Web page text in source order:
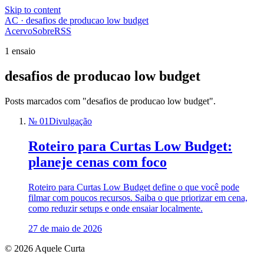
Skip to content
AC · desafios de producao low budget
AcervoSobreRSS
1 ensaio
desafios de producao low budget
Posts marcados com "desafios de producao low budget".
№ 01Divulgação
Roteiro para Curtas Low Budget:
planeje cenas com foco
Roteiro para Curtas Low Budget define o que você pode
filmar com poucos recursos. Saiba o que priorizar em cena,
como reduzir setups e onde ensaiar localmente.
27 de maio de 2026
© 2026 Aquele Curta